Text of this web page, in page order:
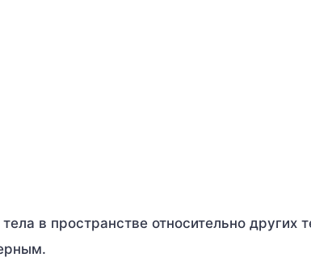
в пространстве относительно других